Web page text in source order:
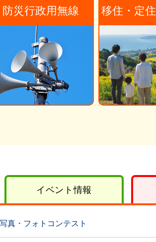
防災行政用無線 移住・定
イベント情報
真・フォトコンテスト